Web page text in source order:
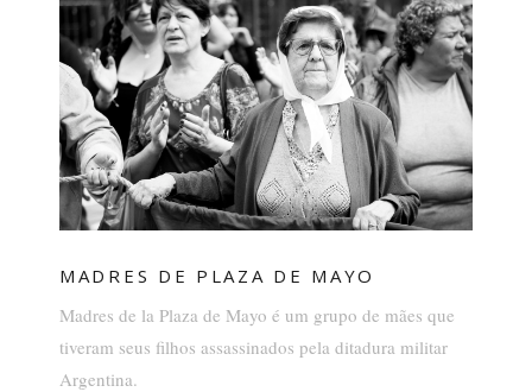
MADRES DE PLAZA DE MAYO
Madres de la Plaza de Mayo é um grupo de mães que
tiveram seus filhos assassinados pela ditadura militar
Argentina.